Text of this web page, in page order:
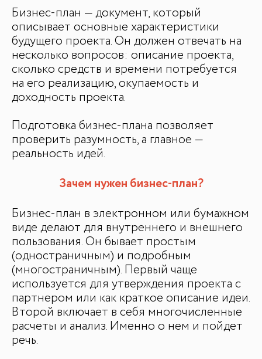
Видеоуроки и курсы
Вдохновиться
Бизнес-план — документ, который
описывает основные характеристики
будущего проекта. Он должен отвечать на
несколько вопросов: описание проекта,
сколько средств и времени потребуется
на его реализацию, окупаемость и
доходность проекта.
Подготовка бизнес-плана позволяет
проверить разумность, а главное —
реальность идей.
Зачем нужен бизнес-план?
Бизнес-план в электронном или бумажном
виде делают для внутреннего и внешнего
пользования. Он бывает простым
(одностраничным) и подробным
(многостраничным). Первый чаще
используется для утверждения проекта с
партнером или как краткое описание идеи.
Второй включает в себя многочисленные
расчеты и анализ. Именно о нем и пойдет
речь.